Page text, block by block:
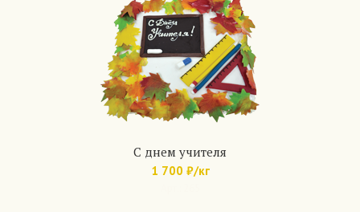
С днем учителя
1 700 ₽/кг